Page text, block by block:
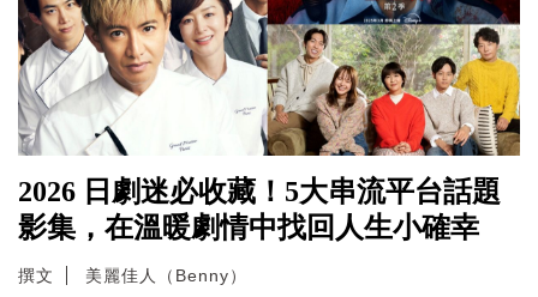
2026 日劇迷必收藏！5大串流平台話題
影集，在溫暖劇情中找回人生小確幸
撰文 美麗佳人（Benny）